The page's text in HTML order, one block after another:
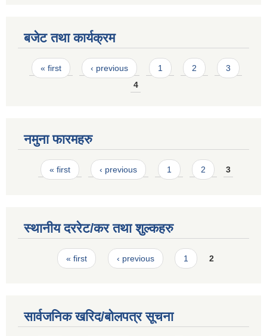
बजेट तथा कार्यक्रम
Pages
« first ‹ previous 1 2
3
4
नमुना फारमहरु
Pages
« first ‹ previous 1 2 3
स्थानीय दररेट/कर तथा शुल्कहरु
Pages« first ‹ previous 1 2
सार्वजनिक खरिद/बोलपत्र सूचना